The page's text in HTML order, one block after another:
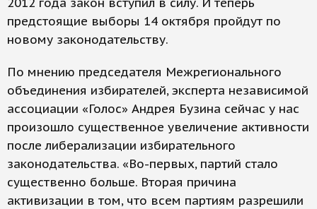
предстоящие выборы 14 октября пройдут по
новому законодательству.
По мнению председателя Межрегионального
объединения избирателей, эксперта независимой
ассоциации «Голос» Андрея Бузина сейчас у нас
произошло существенное увеличение активности
после либерализации избирательного
законодательства. «Во-первых, партий стало
существенно больше. Вторая причина
активизации в том, что всем партиям разрешили